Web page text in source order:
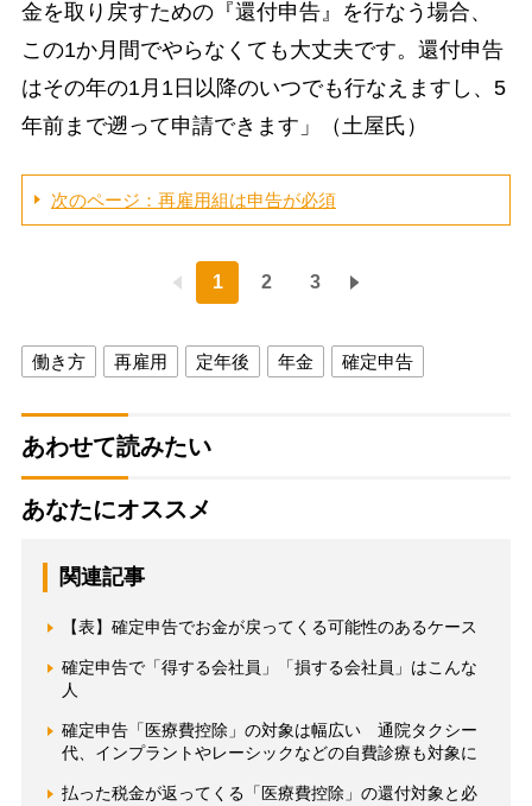
金を取り戻すための『還付申告』を行なう場合、
この1か月間でやらなくても大丈夫です。還付申告
はその年の1月1日以降のいつでも行なえますし、5
年前まで遡って申請できます」（土屋氏）
次のページ：再雇用組は申告が必須
1 2 3
働き方 再雇用 定年後 年金 確定申告
あわせて読みたい
あなたにオススメ
関連記事
【表】確定申告でお金が戻ってくる可能性のあるケース
確定申告で「得する会社員」「損する会社員」はこんな
人
確定申告「医療費控除」の対象は幅広い 通院タクシー
代、インプラントやレーシックなどの自費診療も対象に
払った税金が返ってくる「医療費控除」の還付対象と必